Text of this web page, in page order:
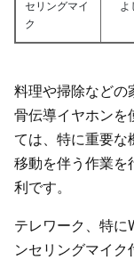
セリングマイ
ク
よ
料理や掃除などの
骨伝導イヤホンを
ては、特に重要な
移動を伴う作業を
利です。
テレワーク、特に
ンセリングマイ